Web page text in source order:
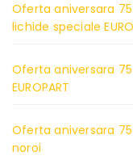
Oferta aniversara
lichide speciale
Oferta aniversara
EUROPART
Oferta aniversara
noroi